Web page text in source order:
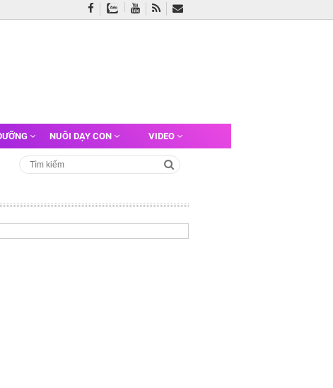
NUÔI DẠY CON VIDEO